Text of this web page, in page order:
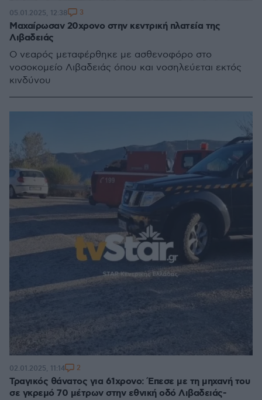
Μαχαίρωσαν 20χρονο στην κεντρική πλατεία της
Λιβαδειάς
Ο νεαρός μεταφέρθηκε με ασθενοφόρο στο
νοσοκομείο Λιβαδειάς όπου και νοσηλεύεται εκτός
κινδύνου
05.01.2025, 12:38 3
Τραγικός θάνατος για 61χρονο: Έπεσε με τη μηχανή του
σε γκρεμό 70 μέτρων στην εθνική οδό Λιβαδειάς-
02.01.2025, 11:14 2